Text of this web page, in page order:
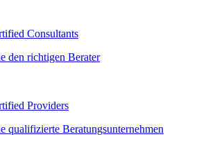
Consultants
den richtigen Berater
Providers
qualifizierte Beratungsunternehmen